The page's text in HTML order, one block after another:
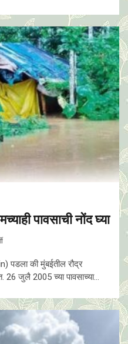
पावसाची नोंद घ्या
पडला की मुंबईतील रौद्र
26 जुलै 2005 च्या पावसाच्या...